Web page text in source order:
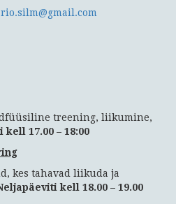
treening, liikumine,
17.00 – 18:00
kes tahavad liikuda ja
kell 18.00 – 19.00